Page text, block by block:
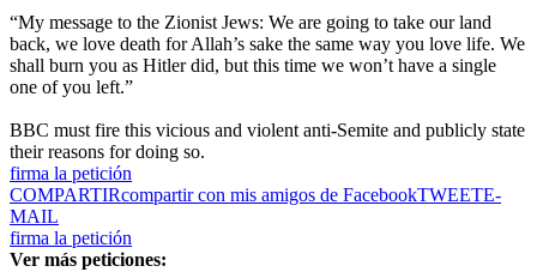
“My message to the Zionist Jews: We are going to take our land
back, we love death for Allah’s sake the same way you love life. We
shall burn you as Hitler did, but this time we won’t have a single
one of you left.”
BBC must fire this vicious and violent anti-Semite and publicly state
their reasons for doing so.
firma la petición
COMPARTIRcompartir con mis amigos de FacebookTWEETE-
MAIL
firma la petición
Ver más peticiones: